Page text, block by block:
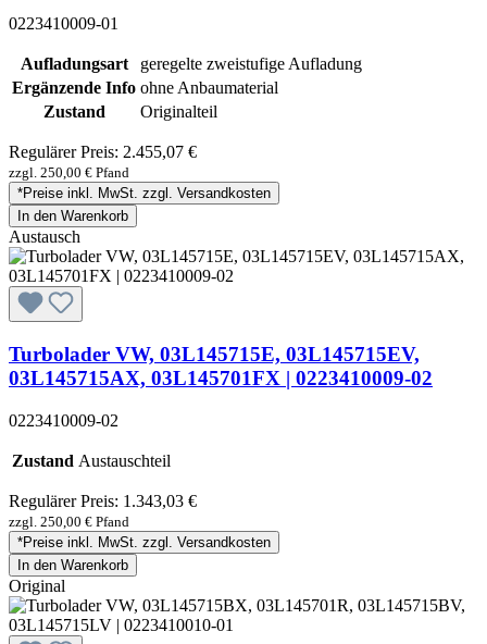
0223410009-01
Aufladungsart
geregelte zweistufige Aufladung
Ergänzende Info ohne Anbaumaterial
Zustand
Originalteil
Regulärer Preis: 2.455,07 €
zzgl. 250,00 € Pfand
*Preise inkl. MwSt. zzgl. Versandkosten
In den Warenkorb
Austausch
Turbolader VW, 03L145715E, 03L145715EV,
03L145715AX, 03L145701FX | 0223410009-02
0223410009-02
Zustand Austauschteil
Regulärer Preis: 1.343,03 €
zzgl. 250,00 € Pfand
*Preise inkl. MwSt. zzgl. Versandkosten
In den Warenkorb
Original